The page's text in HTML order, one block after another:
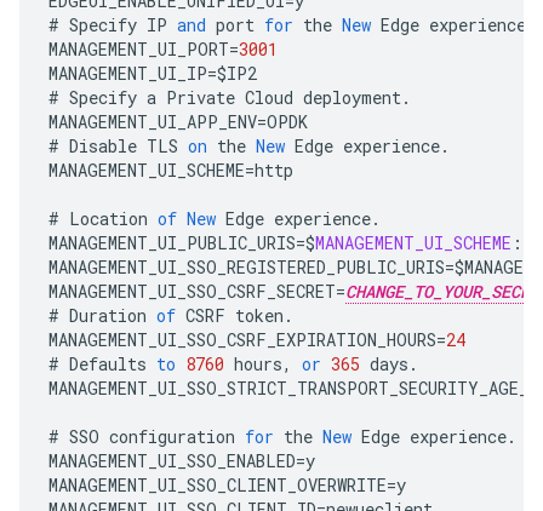
# Specify IP and port for the New Edge experience
MANAGEMENT_UI_PORT=3001
MANAGEMENT_UI_IP=$IP2
# Specify a Private Cloud deployment.
MANAGEMENT_UI_APP_ENV=OPDK
# Disable TLS on the New Edge experience.
MANAGEMENT_UI_SCHEME=http
# Location of New Edge experience.
MANAGEMENT_UI_PUBLIC_URIS=$MANAGEMENT_UI_SCHEME :
MANAGEMENT_UI_SSO_REGISTERED_PUBLIC_URIS=$
MANAGEMENT_UI_SSO_CSRF_SECRET=
# Duration of CSRF token .
MANAGEMENT_UI_SSO_CSRF_EXPIRATION_HOURS=24
# Defaults to 8760 hours, or 365 days .
# SSO configuration for the New Edge experience.
MANAGEMENT_UI_SSO_ENABLED=y
MANAGEMENT_UI_SSO_CLIENT_OVERWRITE=y